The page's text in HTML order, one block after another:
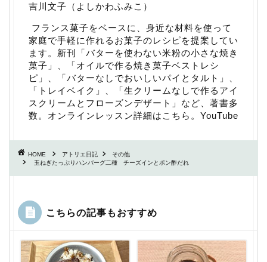
吉川文子（よしかわふみこ）
フランス菓子をベースに、身近な材料を使って
家庭で手軽に作れるお菓子のレシピを提案してい
ます。新刊「バターを使わない米粉の小さな焼き
菓子 」、「オイルで作る焼き菓子ベストレシ
ピ 」、「バターなしでおいしいパイとタルト 」、
「 トレイベイク 」、「生クリームなしで作るアイ
スクリームとフローズンデザート 」など、著書多
数。 オンラインレッスン詳細はこちら 。 YouTube
HOME アトリエ日記
その他
玉ねぎたっぷりハンバーグ二種 チーズインとポン酢だれ
こちらの記事もおすすめ